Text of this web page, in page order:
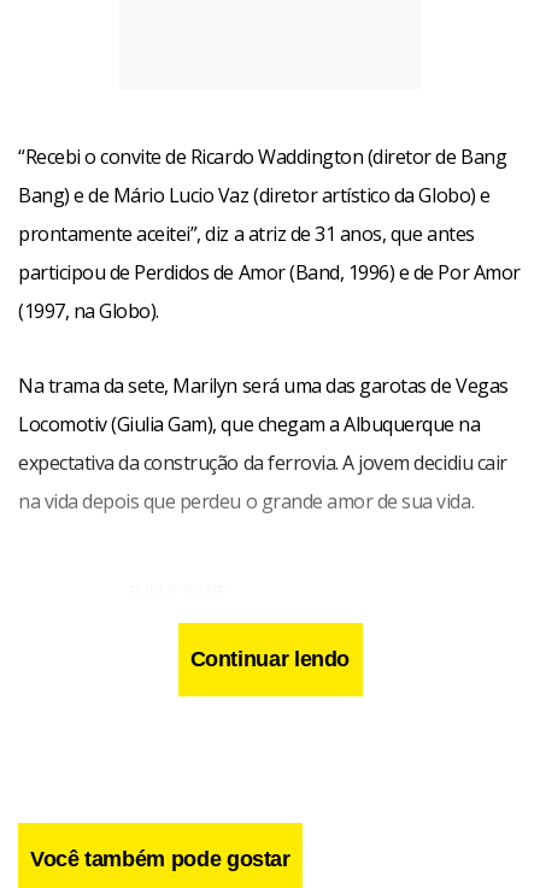
“Recebi o convite de Ricardo Waddington (diretor de Bang
Bang) e de Mário Lucio Vaz (diretor artístico da Globo) e
prontamente aceitei”, diz a atriz de 31 anos, que antes
participou de Perdidos de Amor (Band, 1996) e de Por Amor
(1997, na Globo).
Na trama da sete, Marilyn será uma das garotas de Vegas
Locomotiv (Giulia Gam), que chegam a Albuquerque na
expectativa da construção da ferrovia. A jovem decidiu cair
na vida depois que perdeu o grande amor de sua vida.
Continuar lendo
Você também pode gostar